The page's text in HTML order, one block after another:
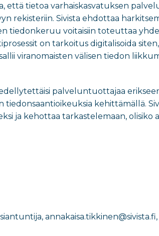
tietoa varhaiskasvatuksen
rekisteriin. Sivista ehdottaa
voitaisiin toteuttaa
on tarkoitus digitalisoida
viranomaisten välisen tiedon
palveluntuottajaa
tiedonsaantioikeuksia kehittämällä.
ja kehottaa tarkastelemaan, olisiko
​, annakaisa.tikkinen@sivista.fi